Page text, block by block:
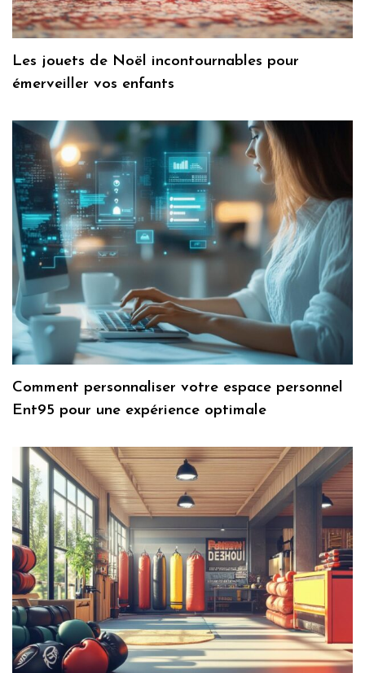
Les jouets de Noël incontournables pour
émerveiller vos enfants
Comment personnaliser votre espace personnel
Ent95 pour une expérience optimale